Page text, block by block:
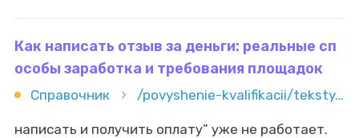
Как написать отзыв за деньги: реальные сп
особы заработка и требования площадок
Справочник /povyshenie-kvalifikacii/teksty/otzyvy/kak-napisat-otzyv-za-dengi-realnye-sposoby-zarabotka-i-trebovani
написать и получить оплату” уже не работает.